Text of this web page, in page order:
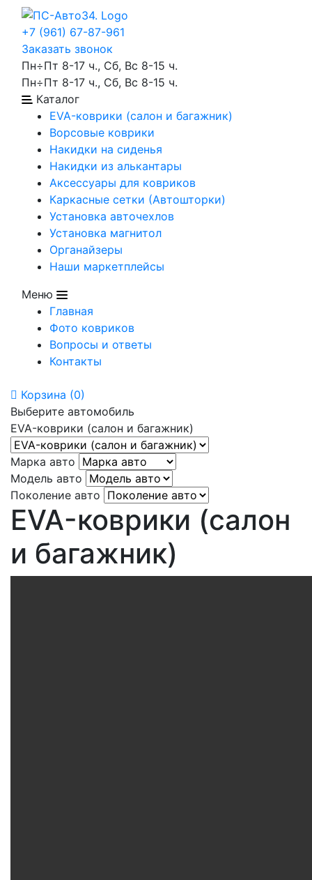
+7 (961) 67-87-961
Заказать звонок
Пн÷Пт 8-17 ч., Сб, Вс 8-15 ч.
Пн÷Пт 8-17 ч., Сб, Вс 8-15 ч.
Каталог
EVA-коврики (салон и багажник)
Ворсовые коврики
Накидки на сиденья
Накидки из алькантары
Аксессуары для ковриков
Каркасные сетки (Автошторки)
Установка авточехлов
Установка магнитол
Органайзеры
Наши маркетплейсы
Меню
Главная
Фото ковриков
Вопросы и ответы
Контакты
Корзина (0)
Выберите автомобиль
EVA-коврики (салон и багажник)
Марка авто
Модель авто
Поколение авто
EVA-коврики (салон
и багажник)